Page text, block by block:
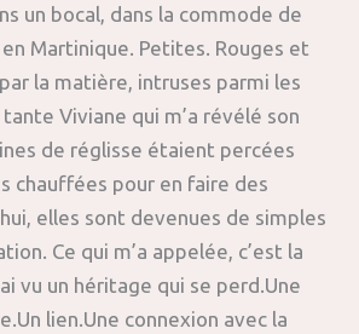
un bocal, dans la commode de
Martinique. Petites. Rouges et
la matière, intruses parmi les
tante Viviane qui m’a révélé son
de réglisse étaient percées
chauffées pour en faire des
elles sont devenues de simples
Ce qui m’a appelée, c’est la
vu un héritage qui se perd.Une
lien.Une connexion avec la